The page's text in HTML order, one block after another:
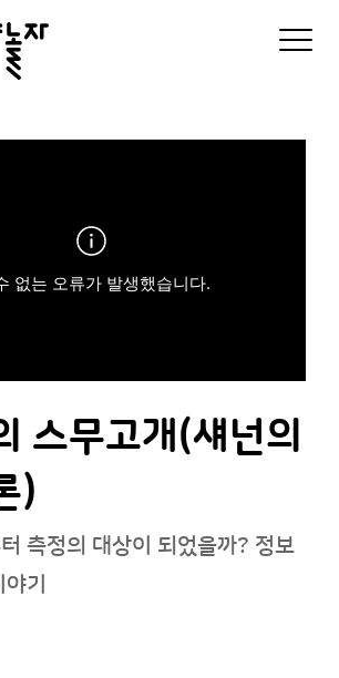
모
없는 오류가 발생했습니다.
스무고개(섀넌의
)
측정의 대상이 되었을까? 정보
기